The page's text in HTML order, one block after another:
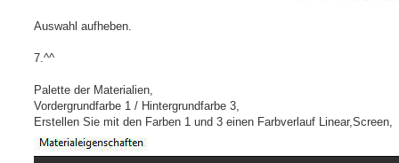
Auswahl aufheben.
7.^^
Palette der Materialien,
Vordergrundfarbe 1 / Hintergrundfarbe 3,
Erstellen Sie mit den Farben 1 und 3 einen Farbverlauf Linear,Screen,